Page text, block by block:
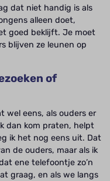
dat niet handig is als
alleen doet,
goed beklijft. Je moet
blijven ze leunen op
of
wel eens, als ouders er
dan kom praten, helpt
ik het nog eens uit. Dat
de ouders, maar als ik
ene telefoontje zo’n
graag, en als we langs